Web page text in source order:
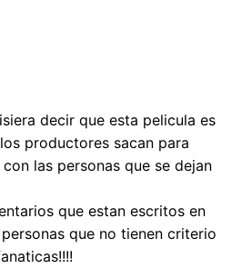
decir que esta pelicula es
productores sacan para
las personas que se dejan
que estan escritos en
que no tienen criterio